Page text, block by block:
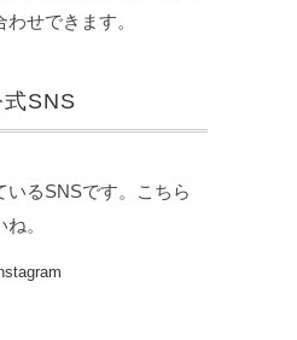
せできます。
SNS
いるSNSです。こちら
。